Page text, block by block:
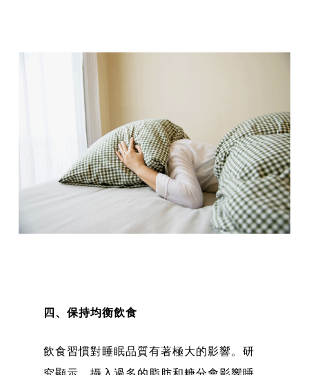
四、保持均衡飲食
飲食習慣對睡眠品質有著極大的影響。研